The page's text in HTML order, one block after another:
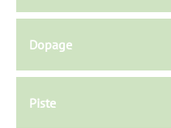
Dopage
Piste